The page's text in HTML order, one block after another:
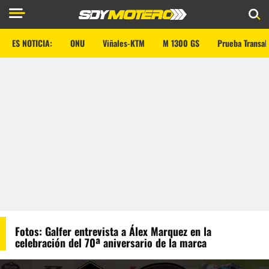
ES NOTICIA: ONU Viñales-KTM M 1300 GS Prueba
Fotos: Galfer entrevista a Álex Marquez en la
celebración del 70ª aniversario de la marca